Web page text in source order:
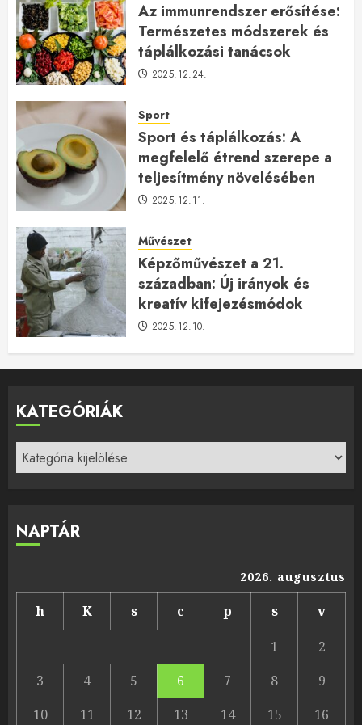
Az immunrendszer erősítése:
Természetes módszerek és
táplálkozási tanácsok
2025.12.24.
Sport
Sport és táplálkozás: A
megfelelő étrend szerepe a
teljesítmény növelésében
2025.12.11.
Művészet
Képzőművészet a 21.
században: Új irányok és
kreatív kifejezésmódok
2025.12.10.
KATEGÓRIÁK
Kategóriák
NAPTÁR
2026. augusztus
h K s c p s
v
1
2
3
4 5 6 7 8
9
10
11 12 13 14 15 16